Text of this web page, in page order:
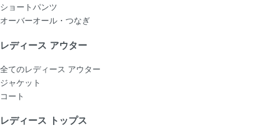
ショートパンツ
オーバーオール・つなぎ
レディース アウター
全てのレディース アウター
ジャケット
コート
レディース トップス